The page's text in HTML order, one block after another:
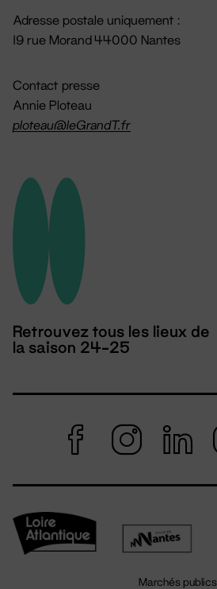
Adresse postale uniquement :
19 rue Morand 44000 Nantes
Contact presse
Annie Ploteau
ploteau@leGrandT.fr
Retrouvez tous les lieux de
la saison 24-25
Marchés publics